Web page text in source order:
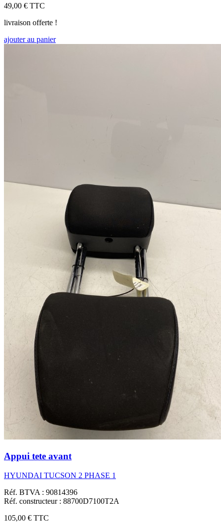
49,00 € TTC
livraison offerte !
ajouter au panier
Appui tete avant
HYUNDAI TUCSON 2 PHASE 1
Réf. BTVA : 90814396
Réf. constructeur : 88700D7100T2A
105,00 € TTC